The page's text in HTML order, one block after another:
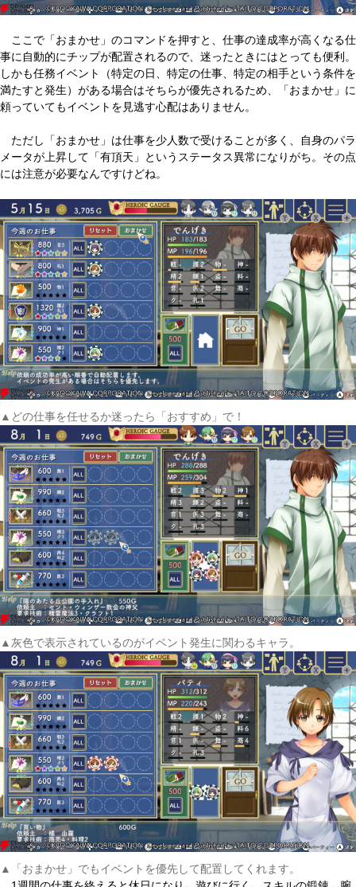
ここで「おまかせ」のコマンドを押すと、仕事の達成率が高くなる仕
事に自動的にチップが配置されるので、迷ったときにはとっても便利。
しかも任務イベント（特定の日、特定の仕事、特定の相手という条件を
満たすと発生）がある場合はそちらが優先されるため、「おまかせ」に
頼っていてもイベントを見逃す心配はありません。
ただし「おまかせ」は仕事を少人数で受けることが多く、自身のパラ
メータが上昇して「有頂天」というステータス異常になりがち。その点
には注意が必要なんですけどね。
▲どの仕事を任せるか迷ったら「おすすめ」で！
▲灰色で表示されているのがイベント発生に関わるキャラ。
▲「おまかせ」でもイベントを優先して配置してくれます。